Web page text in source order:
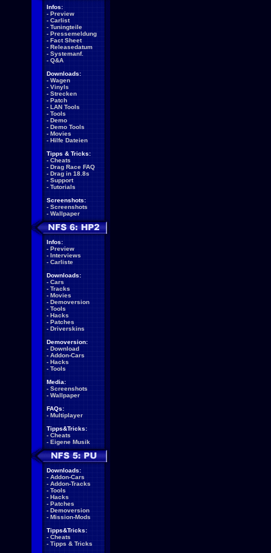
Infos:
- Preview
- Carlist
- Tuningteile
- Pressemeldung
- Fact Sheet
- Releasedatum
- Systemanf.
- Q&A
Downloads:
- Wagen
- Vinyls
- Strecken
- Patch
- LAN Tools
- Tools
- Demo
- Demo Tools
- Movies
- Hilfe Dateien
Tipps & Tricks:
- Cheats
- Drag Race FAQ
- Drag in 18.8s
- Support
- Tutorials
Screenshots:
- Screenshots
- Wallpaper
Infos:
- Preview
- Interviews
- Carliste
Downloads:
- Cars
- Tracks
- Movies
- Demoversion
- Tools
- Hacks
- Patches
- Driverskins
Demoversion:
- Download
- Addon-Cars
- Hacks
- Tools
Media:
- Screenshots
- Wallpaper
FAQs:
- Multiplayer
Tipps&Tricks:
- Cheats
- Eigene Musik
Downloads:
- Addon-Cars
- Addon-Tracks
- Tools
- Hacks
- Patches
- Demoversion
- Mission-Mods
Tipps&Tricks:
- Cheats
- Tipps & Tricks